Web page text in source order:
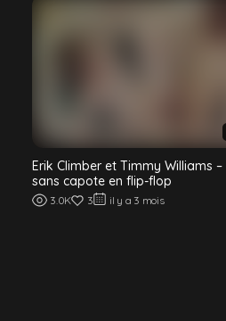
Erik Climber et Timmy Williams –
sans capote en flip-flop
3.0K 3 il y a 3 mois